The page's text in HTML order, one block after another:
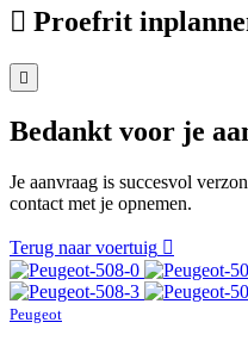
Proefrit
Bedankt voor je
Je aanvraag is succesvol
contact met je opnemen.
Terug naar voertuig
Peugeot